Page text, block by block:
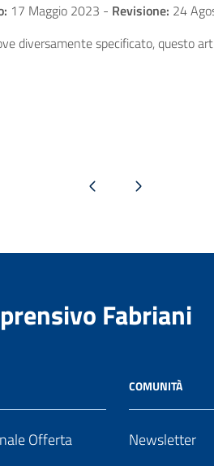
17 Maggio 2023 - Revisione: 24
diversamente specificato, questo
Pagina precedentePagina successiva
Fabriani
Offerta
COMUNITÀ
Newsletter